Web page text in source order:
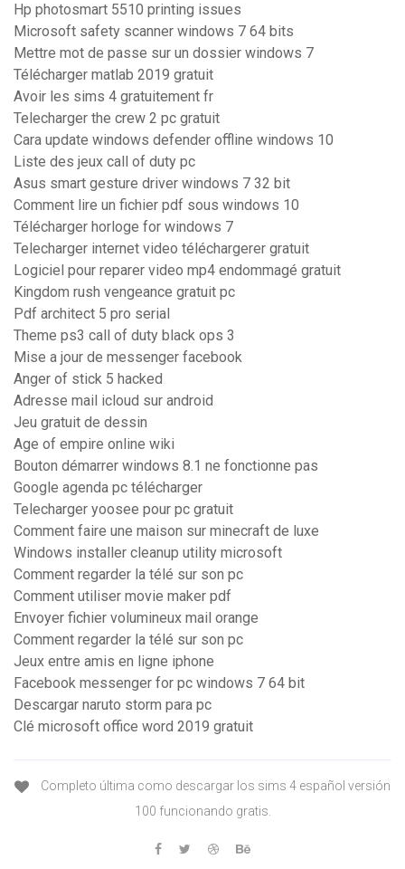
Hp photosmart 5510 printing issues
Microsoft safety scanner windows 7 64 bits
Mettre mot de passe sur un dossier windows 7
Télécharger matlab 2019 gratuit
Avoir les sims 4 gratuitement fr
Telecharger the crew 2 pc gratuit
Cara update windows defender offline windows 10
Liste des jeux call of duty pc
Asus smart gesture driver windows 7 32 bit
Comment lire un fichier pdf sous windows 10
Télécharger horloge for windows 7
Telecharger internet video téléchargerer gratuit
Logiciel pour reparer video mp4 endommagé gratuit
Kingdom rush vengeance gratuit pc
Pdf architect 5 pro serial
Theme ps3 call of duty black ops 3
Mise a jour de messenger facebook
Anger of stick 5 hacked
Adresse mail icloud sur android
Jeu gratuit de dessin
Age of empire online wiki
Bouton démarrer windows 8.1 ne fonctionne pas
Google agenda pc télécharger
Telecharger yoosee pour pc gratuit
Comment faire une maison sur minecraft de luxe
Windows installer cleanup utility microsoft
Comment regarder la télé sur son pc
Comment utiliser movie maker pdf
Envoyer fichier volumineux mail orange
Comment regarder la télé sur son pc
Jeux entre amis en ligne iphone
Facebook messenger for pc windows 7 64 bit
Descargar naruto storm para pc
Clé microsoft office word 2019 gratuit
Completo última como descargar los sims 4 español versión
100 funcionando gratis.